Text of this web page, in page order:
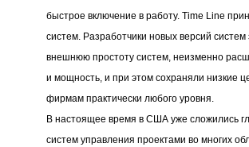
быстрое включение в работу. Time Line
систем. Разработчики новых версий систем
внешнюю простоту систем, неизменно
и мощность, и при этом сохраняли низкие
фирмам практически любого уровня.
В настоящее время в США уже сложились
систем управления проектами во многих